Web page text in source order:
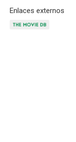
Enlaces externos